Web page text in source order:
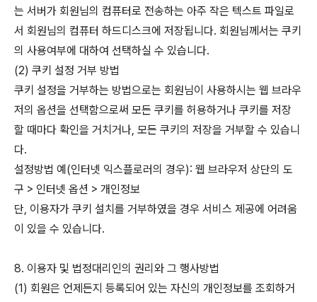
는 서버가 회원님의 컴퓨터로 전송하는 아주 작은 텍스트 파일로
서 회원님의 컴퓨터 하드디스크에 저장됩니다. 회원님께서는 쿠키
의 사용여부에 대하여 선택하실 수 있습니다.
(2) 쿠키 설정 거부 방법
쿠키 설정을 거부하는 방법으로는 회원님이 사용하시는 웹 브라우
저의 옵션을 선택함으로써 모든 쿠키를 허용하거나 쿠키를 저장
할 때마다 확인을 거치거나, 모든 쿠키의 저장을 거부할 수 있습니
다.
설정방법 예(인터넷 익스플로러의 경우): 웹 브라우저 상단의 도
구 > 인터넷 옵션 > 개인정보
단, 이용자가 쿠키 설치를 거부하였을 경우 서비스 제공에 어려움
이 있을 수 있습니다.
8. 이용자 및 법정대리인의 권리와 그 행사방법
(1) 회원은 언제든지 등록되어 있는 자신의 개인정보를 조회하거